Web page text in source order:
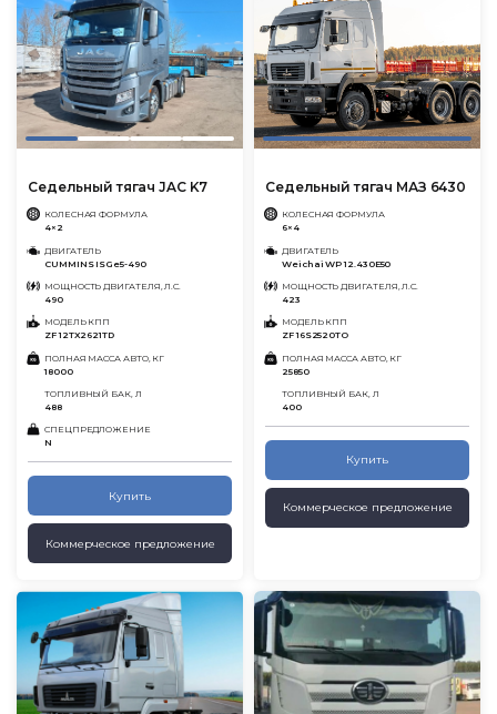
Седельный тягач JAC K7
КОЛЕСНАЯ ФОРМУЛА
4×2
ДВИГАТЕЛЬ
CUMMINS ISGe5-490
МОЩНОСТЬ ДВИГАТЕЛЯ, Л.С.
490
МОДЕЛЬ КПП
ZF 12TX2621TD
ПОЛНАЯ МАССА АВТО, КГ
18000
ТОПЛИВНЫЙ БАК, Л
488
СПЕЦПРЕДЛОЖЕНИЕ
N
Купить
Коммерческое предложение
Седельный тягач МАЗ 6430
КОЛЕСНАЯ ФОРМУЛА
6×4
ДВИГАТЕЛЬ
Weichai WP 12.430E50
МОЩНОСТЬ ДВИГАТЕЛЯ, Л.С.
423
МОДЕЛЬ КПП
ZF 16S2520TO
ПОЛНАЯ МАССА АВТО, КГ
25850
ТОПЛИВНЫЙ БАК, Л
400
Купить
Коммерческое предложение